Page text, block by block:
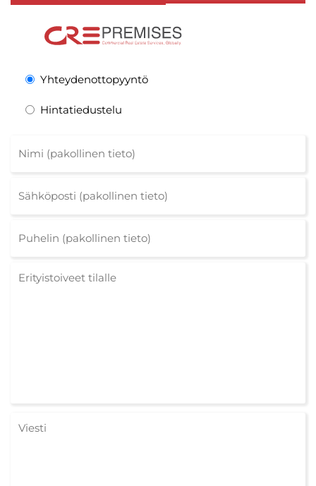
Yhteydenottopyyntö
Hintatiedustelu